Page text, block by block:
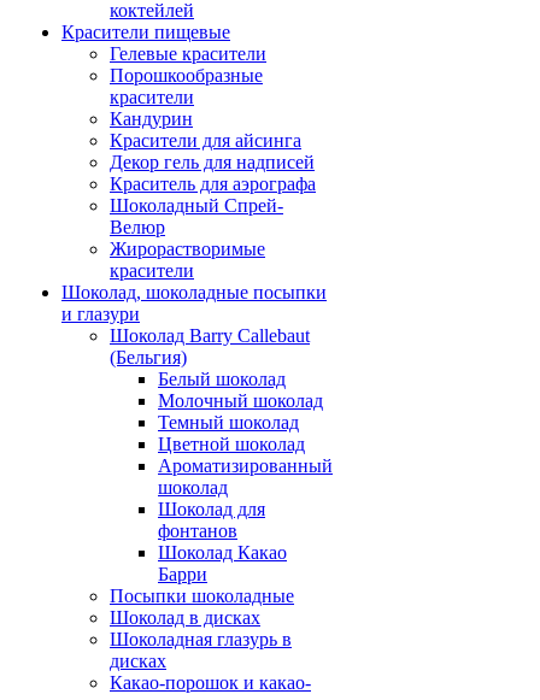
коктейлей
Красители пищевые
Гелевые красители
Порошкообразные
красители
Кандурин
Красители для айсинга
Декор гель для надписей
Краситель для аэрографа
Шоколадный Спрей-
Велюр
Жирорастворимые
красители
Шоколад, шоколадные посыпки
и глазури
Шоколад Barry Callebaut
(Бельгия)
Белый шоколад
Молочный шоколад
Темный шоколад
Цветной шоколад
Ароматизированный
шоколад
Шоколад для
фонтанов
Шоколад Какао
Барри
Посыпки шоколадные
Шоколад в дисках
Шоколадная глазурь в
дисках
Какао-порошок и какао-